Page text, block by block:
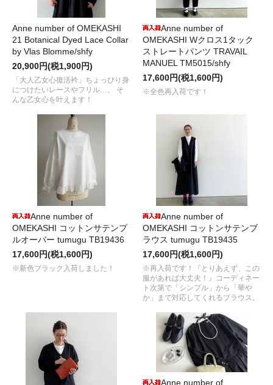
Anne number of OMEKASHI
21 Botanical Dyed Lace Collar
by Vlas Blomme/shfy
20,900円(税1,900円)
「大人乙女心復活衿」ちょっぴり身
につけたいレースやフリル…。 そ
んな乙女心を叶えます！
Anne number of
OMEKASHI Wクロス1タック
ストレートパンツ TRAVAIL
MANUEL TM5015/shfy
17,600円(税1,600円)
※全色再入荷です！
Anne number of
OMEKASHI コットンサテンプ
ルオーバー tumugu TB19436
17,600円(税1,600円)
※新色ブラック入荷しました！
Anne number of
OMEKASHI コットンサテンブ
ラウス tumugu TB19435
17,600円(税1,600円)
※再入荷です！『とりあえず、この
服があれば大丈夫！』コーディネー
ト次第で「シンプル」から「華や
か」まで対応してくれるブラウス。
Anne number of